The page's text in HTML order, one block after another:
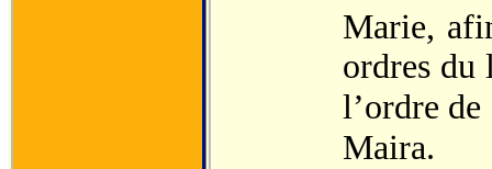
Marie,
ordres du
l’ordre
Maira.